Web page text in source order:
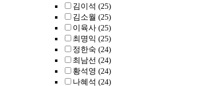
김이석 (25)
김소월 (25)
이육사 (25)
최명익 (25)
정한숙 (24)
최남선 (24)
황석영 (24)
나혜석 (24)